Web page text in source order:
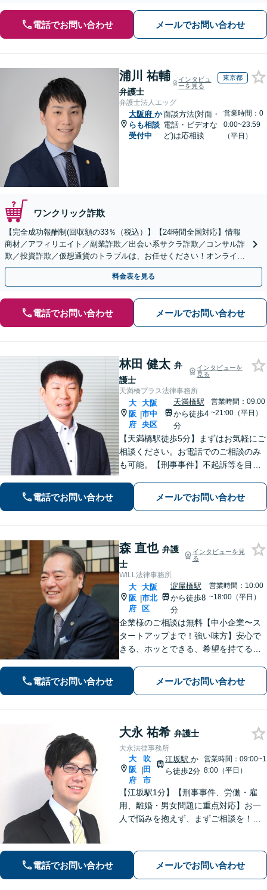
電話でお問い合わせ メールでお問い合わせ
浦川 祐輔
弁護士
インタビュ
ーを見る
東京都
弁護士法人エッグ
大阪府 か
らも相談
受付中
面談方法(対面・
電話・ビデオな
ど)は応相談
営業時間：0
0:00~23:59
（平日）
ワンクリック詐欺
【完全成功報酬制(回収額の33％（税込）】【24時間全国対応】情報
商材／アフィリエイト／副業詐欺／出会い系サクラ詐欺／コンサル詐
欺／投資詐欺／仮想通貨のトラブルは、お任せください！オンライン
のみで解決も可能！
料金表を見る
電話でお問い合わせ メールでお問い合わせ
林田 健太 弁
護士
インタビューを
見る
天満橋プラス法律事務所
大
阪
府
|
大阪
市中
央区
天満橋駅
から徒歩4
分
営業時間：09:00
~21:00（平日）
【天満橋駅徒歩5分】まずはお気軽にご
相談ください。お電話でのご相談のみ
も可能。【刑事事件】不起訴等を目指
す。【離婚・男女問題】可能な限り早
期に問題を解決できるよう尽力いたし
電話でお問い合わせ メールでお問い合わせ
森 直也 弁護
士
インタビューを見
る
WILL法律事務所
大
阪
府
|
大阪
市北
区
淀屋橋駅
から徒歩8
分
営業時間：10:00
~18:00（平日）
企業様のご相談は無料【中小企業〜ス
タートアップまで！強い味方】安心で
きる、ホッとできる、希望を持てる法
成・確認、企業間・従業員トラブルな
ど【借金・不動産・債権回収・労働問
電話でお問い合わせ メールでお問い合わせ
大永 祐希 弁護士
大永法律事務所
大
阪
府
|
吹
田
市
江坂駅 か
ら徒歩2分
営業時間：09:00~1
8:00（平日）
【江坂駅1分】【刑事事件、労働・雇
用、離婚・男女問題に重点対応】お一
人で悩みを抱えず、まずご相談を！き
します。当日・夜間・電話相談可能で
す。【法テラス利用可】【WEB面談
電話でお問い合わせ メールでお問い合わせ